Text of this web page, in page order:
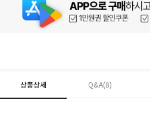
상품상세 Q&A(8)